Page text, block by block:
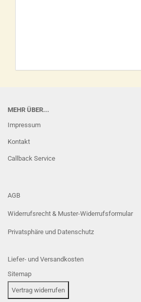
MEHR ÜBER...
Impressum
Kontakt
Callback Service
AGB
Widerrufsrecht & Muster-Widerrufsformular
Privatsphäre und Datenschutz
Liefer- und Versandkosten
Sitemap
Vertrag widerrufen